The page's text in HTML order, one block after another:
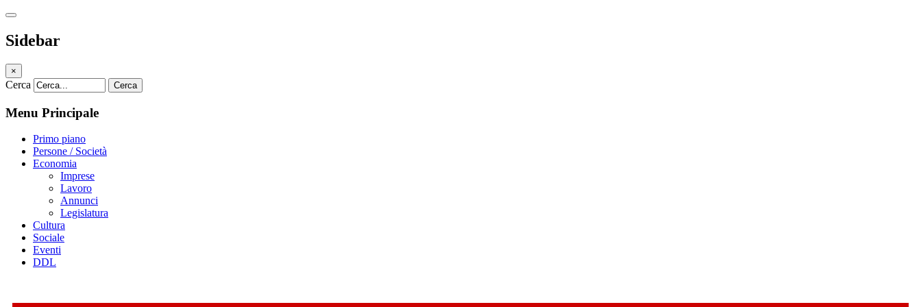
Sidebar
×
Cerca Cerca
Menu Principale
Primo piano
Persone / Società
Economia
Imprese
Lavoro
Annunci
Legislatura
Cultura
Sociale
Eventi
DDL